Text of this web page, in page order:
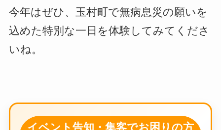
今年はぜひ、玉村町で無病息災の願いを
込めた特別な一日を体験してみてくださ
いね。